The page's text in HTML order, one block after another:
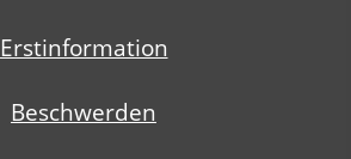
Erstinformation
Beschwerden